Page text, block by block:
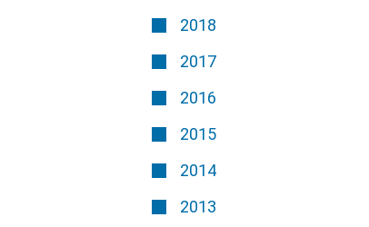
2018
2017
2016
2015
2014
2013